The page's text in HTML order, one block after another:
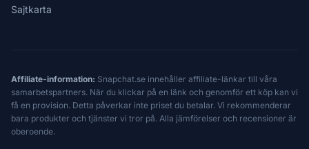
Sajtkarta
Affiliate-information: Snapchat.se innehåller affiliate-länkar till våra
samarbetspartners. När du klickar på en länk och genomför ett köp kan vi
få en provision. Detta påverkar inte priset du betalar. Vi rekommenderar
bara produkter och tjänster vi tror på. Alla jämförelser och recensioner är
oberoende.